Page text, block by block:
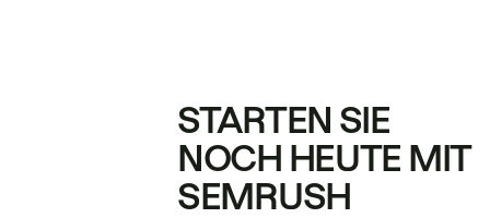
STARTEN SIE
NOCH HEUTE MIT
SEMRUSH